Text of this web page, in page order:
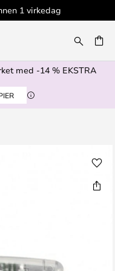
1 virkedag
med -14 % EKSTRA